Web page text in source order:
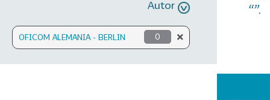
Autor
OFICOM ALEMANIA - BERLIN 0
“”.